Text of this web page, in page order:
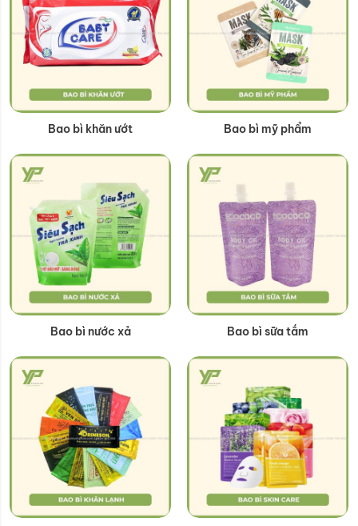
Bao bì khăn ướt Bao bì mỹ phẩm
Bao bì nước xả Bao bì sữa tắm